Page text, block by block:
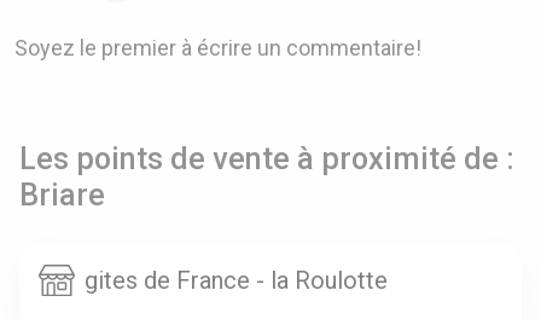
Soyez le premier à écrire un commentaire!
Les points de vente à proximité de :
Briare
gites de France - la Roulotte